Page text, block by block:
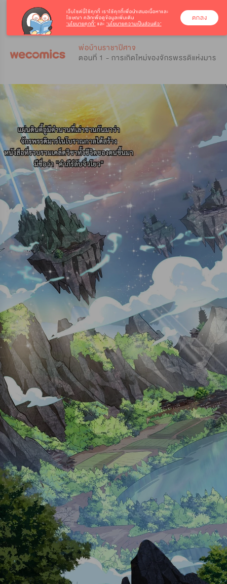
พ่อบ้านราชาปีศาจ
ตอนที่ 1 - การเกิดใหม่ของจักรพรรดิแห่งมาร
เว็บไซต์นี้ใช้คุกกี้ เราใช้คุกกี้เพื่อนำเสนอเนื้อหาและ
โฆษณา คลิกเพื่อดูข้อมูลเพิ่มเติม
‘นโยบายคุกกี้’ และ ‘นโยบายความเป็นส่วนตัว’
ตกลง